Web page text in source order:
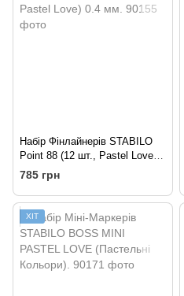
Набір Фінлайнерів STABILO
Point 88 (12 шт., Pastel Love)
0.4 мм.
785 грн
ХІТ